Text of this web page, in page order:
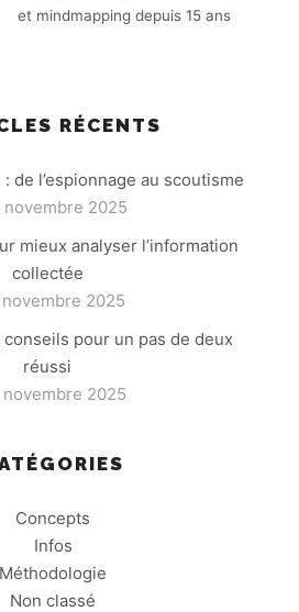
et mindmapping depuis 15 ans
RÉCENTS
de l’espionnage au scoutisme
novembre 2025
mieux analyser l’information
collectée
novembre 2025
conseils pour un pas de deux
réussi
novembre 2025
Concepts
Infos
Méthodologie
Non classé